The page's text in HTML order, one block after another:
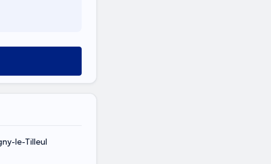
le-Tilleul